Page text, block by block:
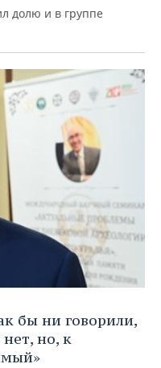
долю и в группе
бы ни говорили,
но, к